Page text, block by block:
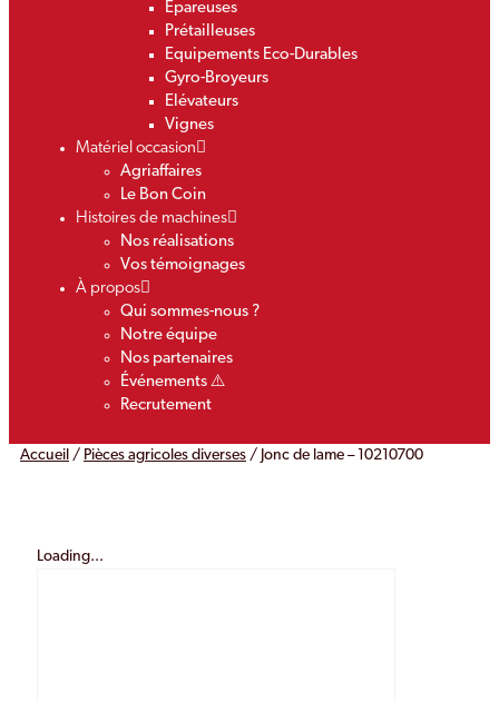
Epareuses
Prétailleuses
Equipements Eco-Durables
Gyro-Broyeurs
Elévateurs
Vignes
Matériel occasion
Agriaffaires
Le Bon Coin
Histoires de machines
Nos réalisations
Vos témoignages
À propos
Qui sommes-nous ?
Notre équipe
Nos partenaires
Événements ⚠️
Recrutement
Accueil / Pièces agricoles diverses / Jonc de lame – 10210700
Loading...